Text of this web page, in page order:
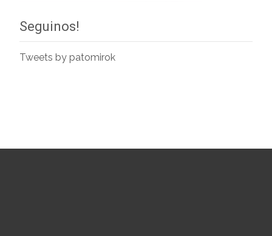
Seguinos!
Tweets by patomirok